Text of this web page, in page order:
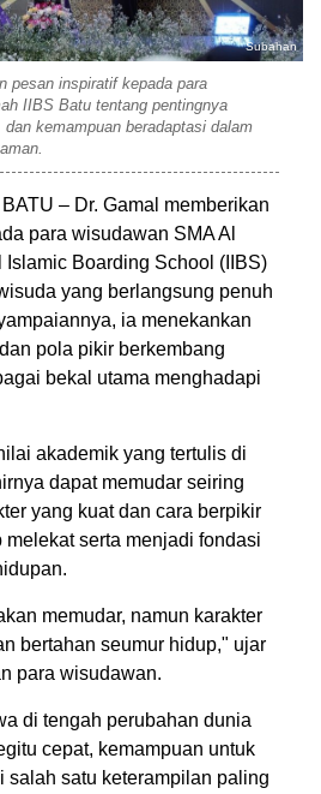
Subahan
pesan inspiratif kepada para
IIBS Batu tentang pentingnya
kemampuan beradaptasi dalam
– Dr. Gamal memberikan
para wisudawan SMA Al
Islamic Boarding School (IIBS)
yang berlangsung penuh
ia menekankan
pola pikir berkembang
bekal utama menghadapi
akademik yang tertulis di
dapat memudar seiring
yang kuat dan cara berpikir
serta menjadi fondasi
memudar, namun karakter
bertahan seumur hidup," ujar
para wisudawan.
di tengah perubahan dunia
cepat, kemampuan untuk
salah satu keterampilan paling